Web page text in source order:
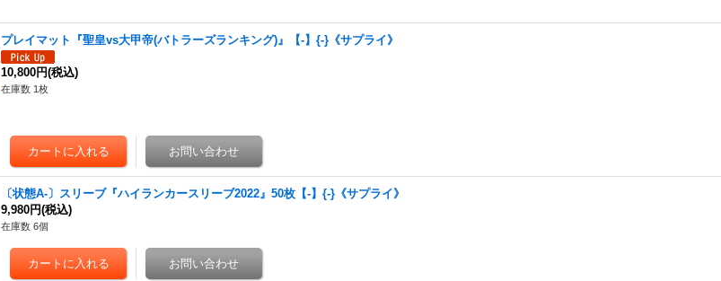
プレイマット『聖皇vs大甲帝(バトラーズランキング)』【-】{-}《サプライ》
10,800円(税込)
在庫数 1枚
〔状態A-〕スリーブ『ハイランカースリーブ2022』50枚【-】{-}《サプライ》
9,980円(税込)
在庫数 6個